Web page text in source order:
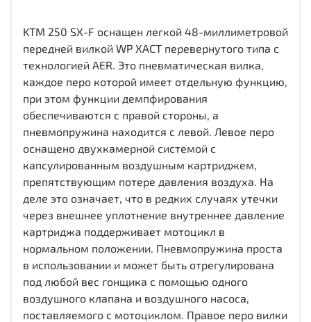
KTM 250 SX-F оснащен легкой 48-миллиметровой
передней вилкой WP XACT перевернутого типа с
технологией AER. Это пневматическая вилка,
каждое перо которой имеет отдельную функцию,
при этом функции демпфирования
обеспечиваются с правой стороны, а
пневмопружина находится с левой. Левое перо
оснащено двухкамерной системой с
капсулированным воздушным картриджем,
препятствующим потере давления воздуха. На
деле это означает, что в редких случаях утечки
через внешнее уплотнение внутреннее давление
картриджа поддерживает мотоцикл в
нормальном положении. Пневмопружина проста
в использовании и может быть отрегулирована
под любой вес гонщика с помощью одного
воздушного клапана и воздушного насоса,
поставляемого с мотоциклом. Правое перо вилки